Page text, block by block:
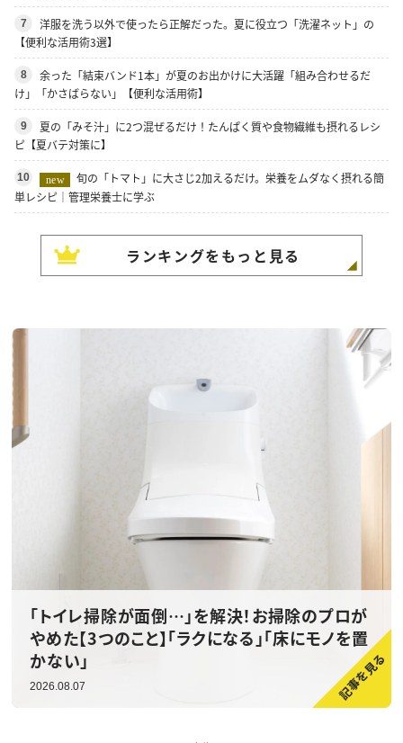
7
洋服を洗う以外で使ったら正解だった。夏に役立つ「洗濯ネット」の
【便利な活用術3選】
8
余った「結束バンド1本」が夏のお出かけに大活躍「組み合わせるだ
け」「かさばらない」【便利な活用術】
9
夏の「みそ汁」に2つ混ぜるだけ！たんぱく質や食物繊維も摂れるレシ
ピ【夏バテ対策に】
10 new
旬の「トマト」に大さじ2加えるだけ。栄養をムダなく摂れる簡
単レシピ｜管理栄養士に学ぶ
ランキングをもっと見る
「トイレ掃除が面倒…」を解決！お掃除のプロが
やめた【3つのこと】「ラクになる」「床にモノを置
かない」
2026.08.07